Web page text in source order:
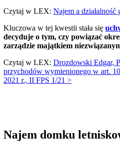
Czytaj w LEX: Najem a działalność
Kluczowa w tej kwestii stała się
decyduje o tym, czy powiązać
zarządzie majątkiem
Czytaj w LEX: Drozdowski Edgar,
przychodów wymienionego w art.
2021 r., II FPS 1/21 >
Najem domku